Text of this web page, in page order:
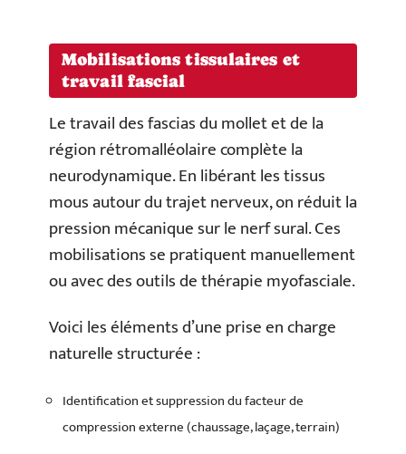
Mobilisations tissulaires et
travail fascial
Le travail des fascias du mollet et de la
région rétromalléolaire complète la
neurodynamique. En libérant les tissus
mous autour du trajet nerveux, on réduit la
pression mécanique sur le nerf sural. Ces
mobilisations se pratiquent manuellement
ou avec des outils de thérapie myofasciale.
Voici les éléments d’une prise en charge
naturelle structurée :
Identification et suppression du facteur de
compression externe (chaussage, laçage, terrain)